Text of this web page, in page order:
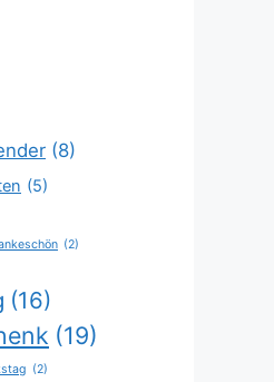
(8)
(5)
(2)
(16)
(19)
(2)